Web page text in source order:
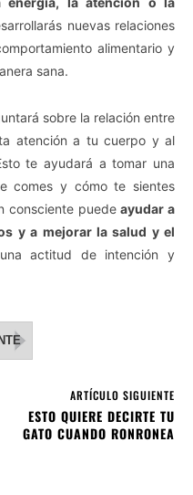
nuevas relaciones
alimentario y
sana.
sobre la relación entre
atención a tu cuerpo y al
te ayudará a tomar una
comes y cómo te sientes
consciente puede ayudar a
y a mejorar la salud y el
actitud de intención y
ARTÍCULO SIGUIENTE
ESTO QUIERE DECIRTE TU
GATO CUANDO RONRONEA